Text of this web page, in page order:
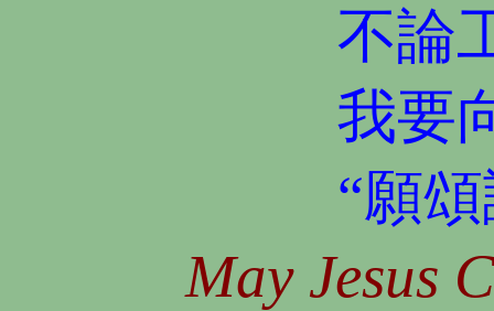
不論
我要
“願
May Jesus